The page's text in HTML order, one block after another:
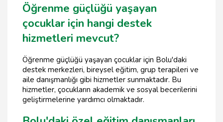
Öğrenme güçlüğü yaşayan
çocuklar için hangi destek
hizmetleri mevcut?
Öğrenme güçlüğü yaşayan çocuklar için Bolu'daki
destek merkezleri, bireysel eğitim, grup terapileri ve
aile danışmanlığı gibi hizmetler sunmaktadır. Bu
hizmetler, çocukların akademik ve sosyal becerilerini
geliştirmelerine yardımcı olmaktadır.